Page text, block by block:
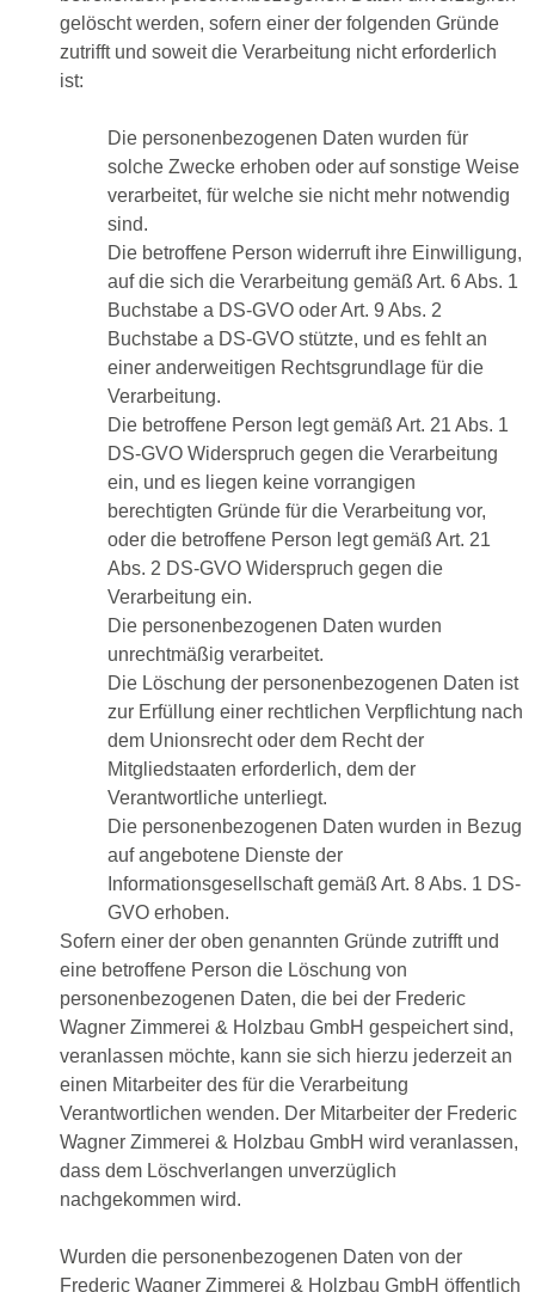
gelöscht werden, sofern einer der folgenden Gründe
zutrifft und soweit die Verarbeitung nicht erforderlich
ist:
Die personenbezogenen Daten wurden für
solche Zwecke erhoben oder auf sonstige Weise
verarbeitet, für welche sie nicht mehr notwendig
sind.
Die betroffene Person widerruft ihre Einwilligung,
auf die sich die Verarbeitung gemäß Art. 6 Abs. 1
Buchstabe a DS-GVO oder Art. 9 Abs. 2
Buchstabe a DS-GVO stützte, und es fehlt an
einer anderweitigen Rechtsgrundlage für die
Verarbeitung.
Die betroffene Person legt gemäß Art. 21 Abs. 1
DS-GVO Widerspruch gegen die Verarbeitung
ein, und es liegen keine vorrangigen
berechtigten Gründe für die Verarbeitung vor,
oder die betroffene Person legt gemäß Art. 21
Abs. 2 DS-GVO Widerspruch gegen die
Verarbeitung ein.
Die personenbezogenen Daten wurden
unrechtmäßig verarbeitet.
Die Löschung der personenbezogenen Daten ist
zur Erfüllung einer rechtlichen Verpflichtung nach
dem Unionsrecht oder dem Recht der
Mitgliedstaaten erforderlich, dem der
Verantwortliche unterliegt.
Die personenbezogenen Daten wurden in Bezug
auf angebotene Dienste der
Informationsgesellschaft gemäß Art. 8 Abs. 1 DS-
GVO erhoben.
Sofern einer der oben genannten Gründe zutrifft und
eine betroffene Person die Löschung von
personenbezogenen Daten, die bei der Frederic
Wagner Zimmerei & Holzbau GmbH gespeichert sind,
veranlassen möchte, kann sie sich hierzu jederzeit an
einen Mitarbeiter des für die Verarbeitung
Verantwortlichen wenden. Der Mitarbeiter der Frederic
Wagner Zimmerei & Holzbau GmbH wird veranlassen,
dass dem Löschverlangen unverzüglich
nachgekommen wird.
Wurden die personenbezogenen Daten von der
Frederic Wagner Zimmerei & Holzbau GmbH öffentlich